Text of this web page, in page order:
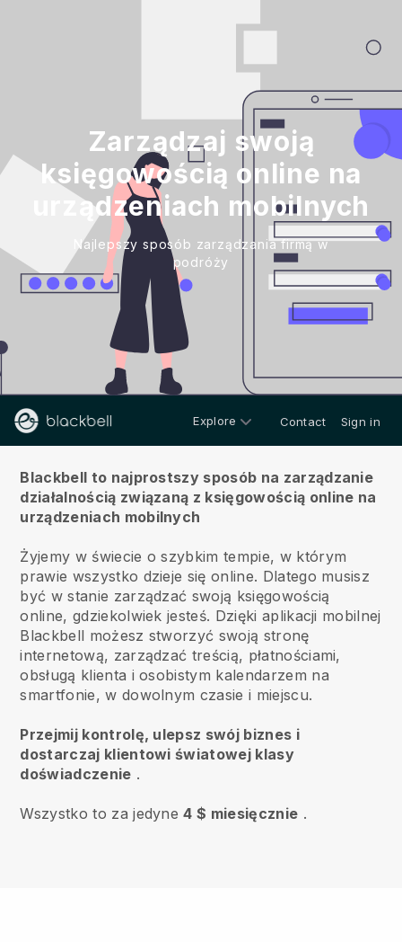
Zarządzaj swoją
księgowością online na
urządzeniach mobilnych
Najlepszy sposób zarządzania firmą w
podróży
Explore Contact Sign in
Blackbell to najprostszy sposób na zarządzanie
działalnością związaną z księgowością online na
urządzeniach mobilnych
Żyjemy w świecie o szybkim tempie, w którym
prawie wszystko dzieje się online. Dlatego musisz
być w stanie zarządzać swoją księgowością
online, gdziekolwiek jesteś. Dzięki aplikacji mobilnej
Blackbell możesz stworzyć swoją stronę
internetową, zarządzać treścią, płatnościami,
obsługą klienta i osobistym kalendarzem na
smartfonie, w dowolnym czasie i miejscu.
Przejmij kontrolę, ulepsz swój biznes i
dostarczaj klientowi światowej klasy
doświadczenie .
Wszystko to za jedyne4 $ miesięcznie .